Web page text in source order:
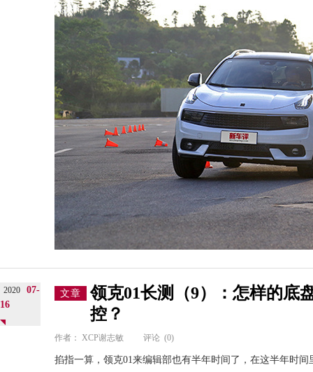
2020
07-
16
文章
领克01长测（9）：怎样的底
控？
作者： XCP谢志敏 评论 (0)
掐指一算，领克01来编辑部也有半年时间了，在这半年时